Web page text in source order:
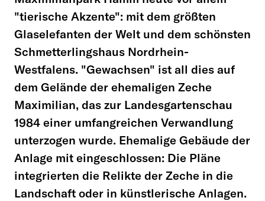
"tierische Akzente": mit dem größten
Glaselefanten der Welt und dem schönsten
Schmetterlingshaus Nordrhein-
Westfalens. "Gewachsen" ist all dies auf
dem Gelände der ehemaligen Zeche
Maximilian, das zur Landesgartenschau
1984 einer umfangreichen Verwandlung
unterzogen wurde. Ehemalige Gebäude der
Anlage mit eingeschlossen: Die Pläne
integrierten die Relikte der Zeche in die
Landschaft oder in künstlerische Anlagen.